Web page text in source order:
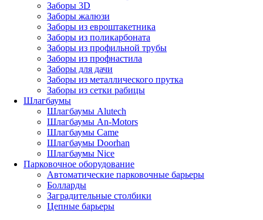
Заборы 3D
Заборы жалюзи
Заборы из евроштакетника
Заборы из поликарбоната
Заборы из профильной трубы
Заборы из профнастила
Заборы для дачи
Заборы из металлического прутка
Заборы из сетки рабицы
Шлагбаумы
Шлагбаумы Alutech
Шлагбаумы An-Motors
Шлагбаумы Came
Шлагбаумы Doorhan
Шлагбаумы Nice
Парковочное оборудование
Автоматические парковочные барьеры
Болларды
Заградительные столбики
Цепные барьеры